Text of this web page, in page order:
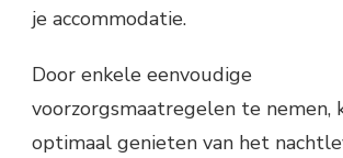
je accommodatie.
Door enkele eenvoudige
voorzorgsmaatregelen te nemen,
optimaal genieten van het